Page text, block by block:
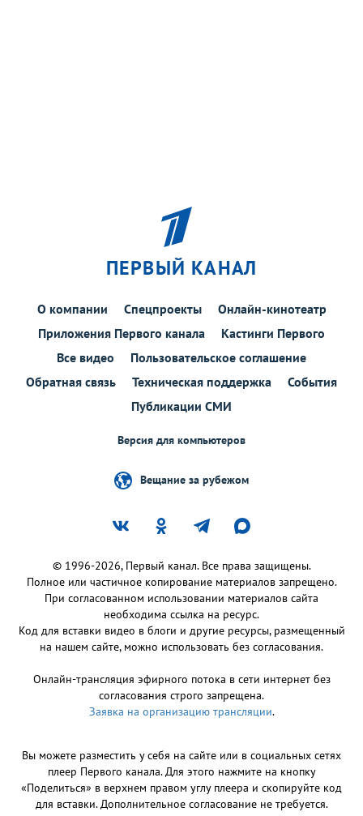
ПЕРВЫЙ КАНАЛ
О компании Спецпроекты
Онлайн-кинотеатр
Приложения Первого канала
Кастинги Первого
Все видео
Пользовательское соглашение
Обратная связь
Техническая поддержка
События
Публикации СМИ
Версия для компьютеров
Вещание за рубежом
© 1996-2026, Первый канал. Все права защищены.
Полное или частичное копирование материалов запрещено.
При согласованном использовании материалов сайта
необходима ссылка на ресурс.
Код для вставки видео в блоги и другие ресурсы, размещенный
на нашем сайте, можно использовать без согласования.
Онлайн-трансляция эфирного потока в сети интернет без
согласования строго запрещена.
Заявка на организацию трансляции.
Вы можете разместить у себя на сайте или в социальных сетях
плеер Первого канала. Для этого нажмите на кнопку
«Поделиться» в верхнем правом углу плеера и скопируйте код
для вставки. Дополнительное согласование не требуется.